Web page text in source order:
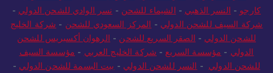
كارجو - النسر الذهبي - الشيماء للشحن - نسر الوادي للشحن الدولي -
شركة السيف للشحن الدولي - المركز السعودي للشحن - شركة الخليج
للشحن الدولي - الصقر السريع للشحن - الرهوان أكسبريس للشحن
الدولي - مؤسسة السريع - شركة الخليج العربي - مؤسسة السيف
للشحن الدولي - النسر للشحن الدولي - بيت البسمة للشحن الدولي -